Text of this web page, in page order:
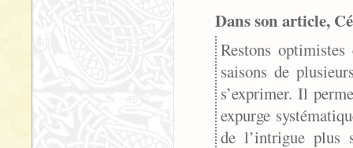
Dans son article,
Restons
saisons de
s’exprimer. Il
expurge
de l’intrigue plus